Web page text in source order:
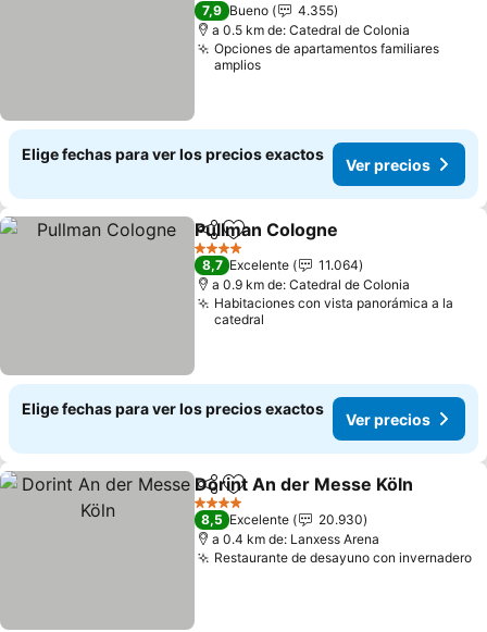
7,9 Bueno
4.355
a 0.5 km de: Catedral de Colonia
Opciones de apartamentos familiares
amplios
Elige fechas para ver los precios exactos
Ver precios
CompartirAgregar a favoritos
Pullman Cologne
4 Estrellas
8,7 Excelente
11.064
a 0.9 km de: Catedral de Colonia
Habitaciones con vista panorámica a la
catedral
Elige fechas para ver los precios exactos
Ver precios
CompartirAgregar a favoritos
Dorint An der Messe Köln
4 Estrellas
8,5 Excelente
20.930
a 0.4 km de: Lanxess Arena
Restaurante de desayuno con invernadero